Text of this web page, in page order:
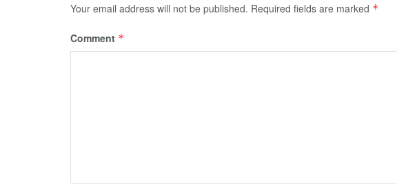
Your email address will not be published. Required fields are marked *
Comment *